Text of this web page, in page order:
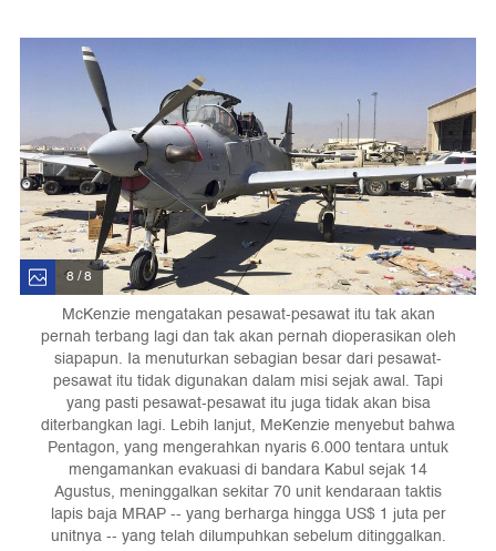
8 / 8
McKenzie mengatakan pesawat-pesawat itu tak akan
pernah terbang lagi dan tak akan pernah dioperasikan oleh
siapapun. Ia menuturkan sebagian besar dari pesawat-
pesawat itu tidak digunakan dalam misi sejak awal. Tapi
yang pasti pesawat-pesawat itu juga tidak akan bisa
diterbangkan lagi. Lebih lanjut, MeKenzie menyebut bahwa
Pentagon, yang mengerahkan nyaris 6.000 tentara untuk
mengamankan evakuasi di bandara Kabul sejak 14
Agustus, meninggalkan sekitar 70 unit kendaraan taktis
lapis baja MRAP -- yang berharga hingga US$ 1 juta per
unitnya -- yang telah dilumpuhkan sebelum ditinggalkan.